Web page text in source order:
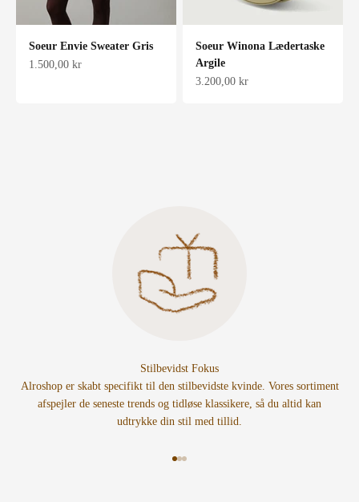
Soeur Envie Sweater Gris
Salgspris
1.500,00 kr
Soeur Winona Lædertaske
Argile
Salgspris
3.200,00 kr
Stilbevidst Fokus
Alroshop er skabt specifikt til den stilbevidste kvinde. Vores sortiment
afspejler de seneste trends og tidløse klassikere, så du altid kan
udtrykke din stil med tillid.